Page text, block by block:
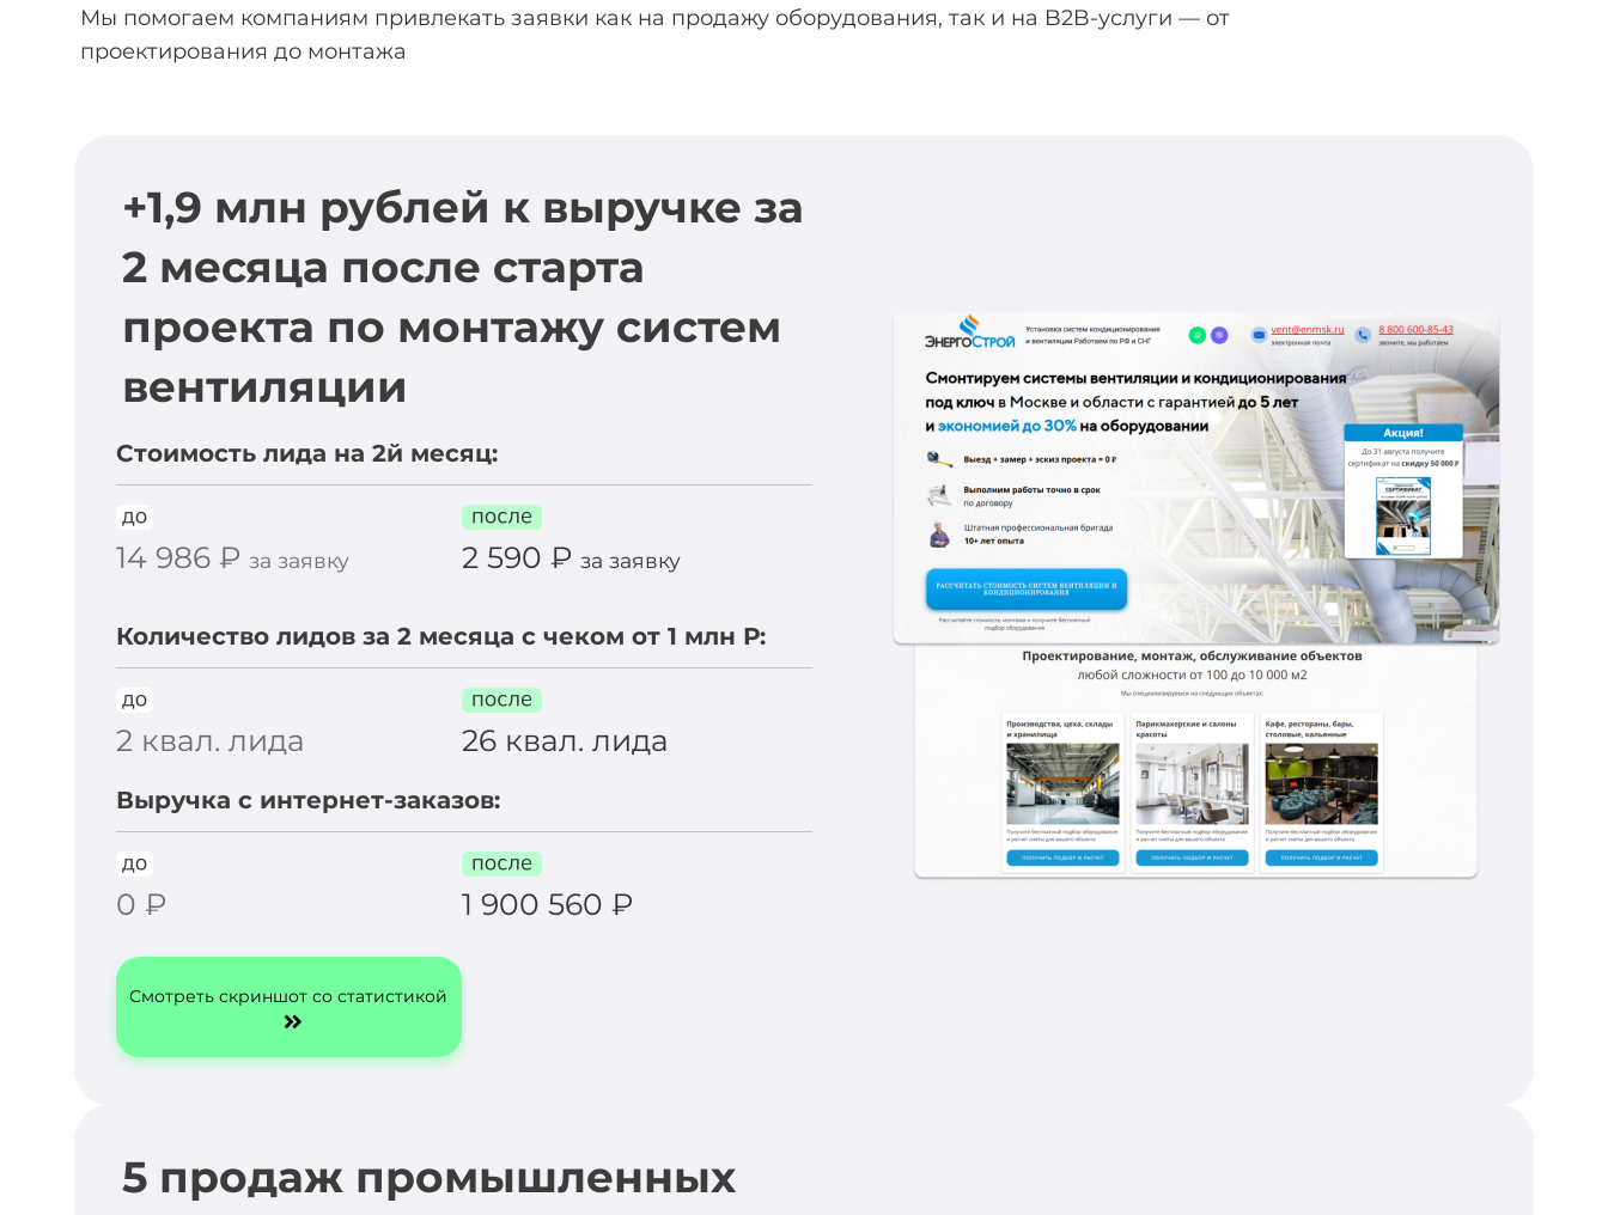
Мы помогаем компаниям привлекать заявки как на продажу оборудования, так и на B2B-услуги — от
проектирования до монтажа
+1,9 млн рублей к выручке за
2 месяца после старта
проекта по монтажу систем
вентиляции
Стоимость лида на 2й месяц:
14 986 ₽ за заявку 2 590 ₽ за заявку
Количество лидов за 2 месяца с чеком от 1 млн Р:
2 квал. лида 26 квал. лида
Выручка с интернет-заказов:
0 ₽ 1 900 560 ₽
Смотреть скриншот со статистикой
5 продаж промышленных